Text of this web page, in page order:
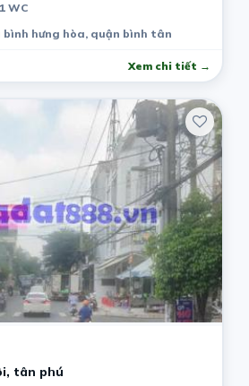
WC
bình hưng hòa, quận bình tân
Xem chi tiết →
tân phú